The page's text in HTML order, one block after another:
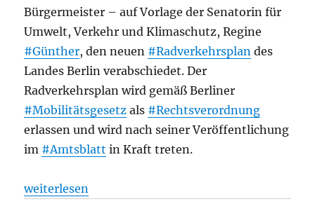
Bürgermeister – auf Vorlage der Senatorin für
Umwelt, Verkehr und Klimaschutz, Regine
#Günther, den neuen #Radverkehrsplan des
Landes Berlin verabschiedet. Der
Radverkehrsplan wird gemäß Berliner
#Mobilitätsgesetz als #Rechtsverordnung
erlassen und wird nach seiner Veröffentlichung
im #Amtsblatt in Kraft treten.
„Radverkehr: Senat beschließt den
weiterlesen